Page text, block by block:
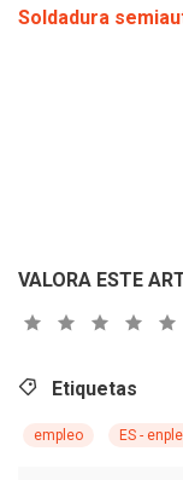
Soldadura
VALORA ESTE
Etiquetas
empleo ES -